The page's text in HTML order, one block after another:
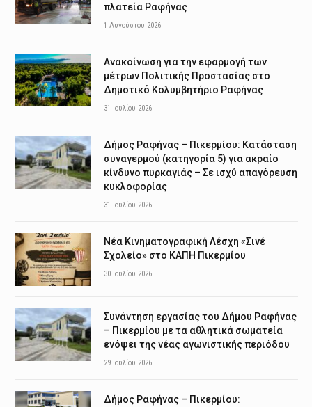
πλατεία Ραφήνας
1 Αυγούστου 2026
Ανακοίνωση για την εφαρμογή των
μέτρων Πολιτικής Προστασίας στο
Δημοτικό Κολυμβητήριο Ραφήνας
31 Ιουλίου 2026
Δήμος Ραφήνας – Πικερμίου: Κατάσταση
συναγερμού (κατηγορία 5) για ακραίο
κίνδυνο πυρκαγιάς – Σε ισχύ απαγόρευση
κυκλοφορίας
31 Ιουλίου 2026
Νέα Κινηματογραφική Λέσχη «Σινέ
Σχολείο» στο ΚΑΠΗ Πικερμίου
30 Ιουλίου 2026
Συνάντηση εργασίας του Δήμου Ραφήνας
– Πικερμίου με τα αθλητικά σωματεία
ενόψει της νέας αγωνιστικής περιόδου
29 Ιουλίου 2026
Δήμος Ραφήνας – Πικερμίου: